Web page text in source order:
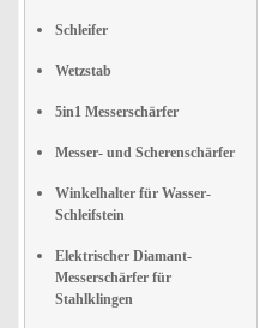
Schleifer
Wetzstab
5in1 Messerschärfer
Messer- und Scherenschärfer
Winkelhalter für Wasser-
Schleifstein
Elektrischer Diamant-
Messerschärfer für
Stahlklingen